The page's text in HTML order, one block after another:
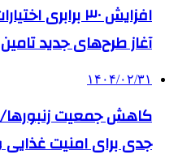
افزایش ۳۰
آغاز طرح‌های جدید
۱۴۰۴/۰۲/۳۱
کاهش جمعیت
جدی برای امنیت